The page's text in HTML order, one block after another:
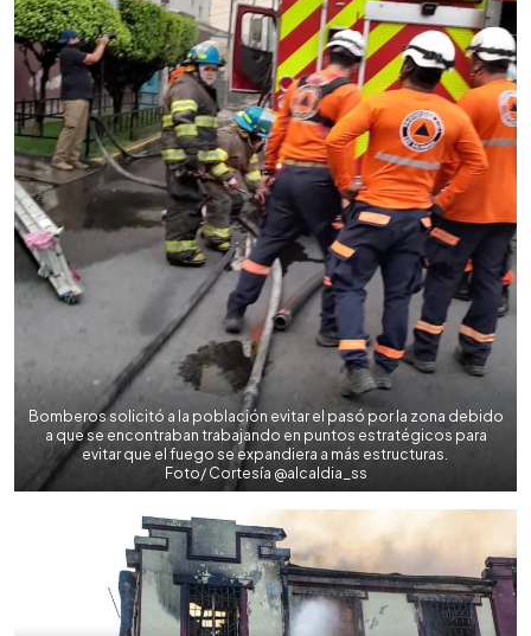
Bomberos solicitó a la población evitar el pasó por la zona debido
a que se encontraban trabajando en puntos estratégicos para
evitar que el fuego se expandiera a más estructuras.
Foto/ Cortesía @alcaldia_ss